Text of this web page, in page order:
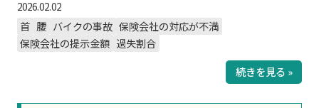
2026.02.02
首 腰 バイクの事故 保険会社の対応が不満
保険会社の提示金額 過失割合
続きを見る »